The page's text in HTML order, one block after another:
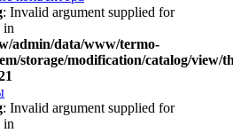
: Invalid argument supplied for
in
admin/data/www/termo-
storage/modification/catalog/view/
: Invalid argument supplied for
in